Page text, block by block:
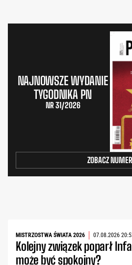
NAJNOWSZE WYDANIE
TYGODNIKA PN
NR 31/2026
ZOBACZ NUMER
MISTRZOSTWA ŚWIATA 2026 07.08.2026
Kolejny związek poparł
może być spokojny?